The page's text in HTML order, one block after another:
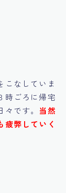
こなしていま
時ごろに帰宅
です。 当然
疲弊していく